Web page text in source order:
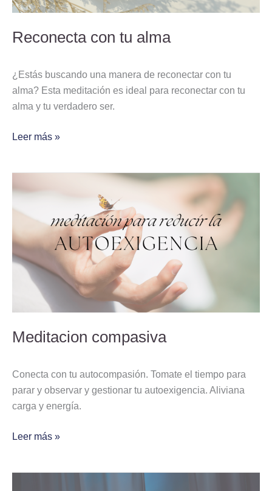
Reconecta con tu alma
¿Estás buscando una manera de reconectar con tu
alma? Esta meditación es ideal para reconectar con tu
alma y tu verdadero ser.
Leer más »
Meditacion compasiva
Conecta con tu autocompasión. Tomate el tiempo para
parar y observar y gestionar tu autoexigencia. Aliviana
carga y energía.
compasiva
Leer más »